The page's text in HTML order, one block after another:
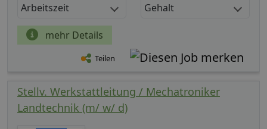
Arbeitszeit Gehalt
mehr Details
Teilen
Stellv. Werkstattleitung / Mechatroniker
Landtechnik (m/ w/ d)